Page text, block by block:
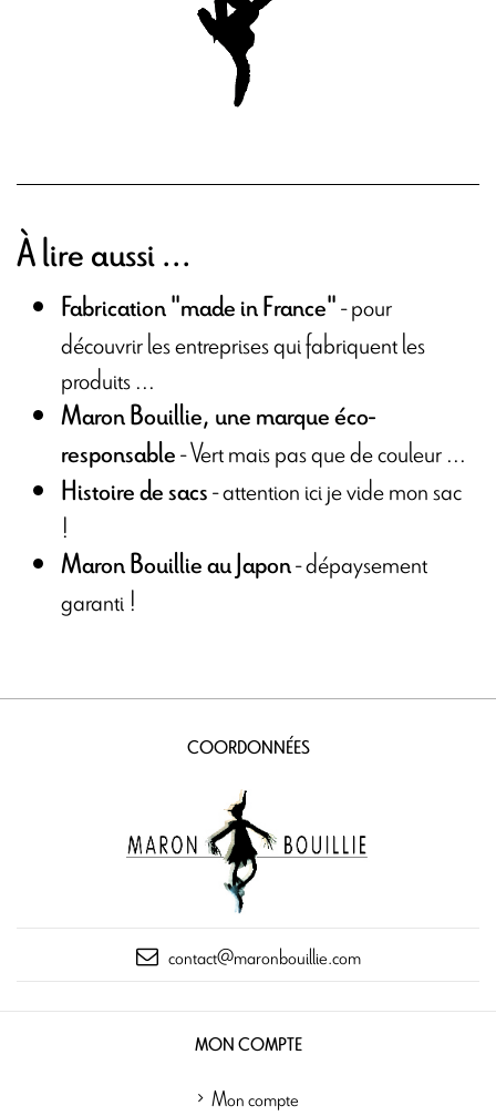
À lire aussi ...
Fabrication "made in France"- pour
découvrir les entreprises qui fabriquent les
produits ...
Maron Bouillie, une marque éco-
responsable- Vert mais pas que de couleur ...
Histoire de sacs- attention ici je vide mon sac
!
Maron Bouillie au Japon- dépaysement
garanti !
COORDONNÉES
contact@maronbouillie.com
MON COMPTE
Mon compte